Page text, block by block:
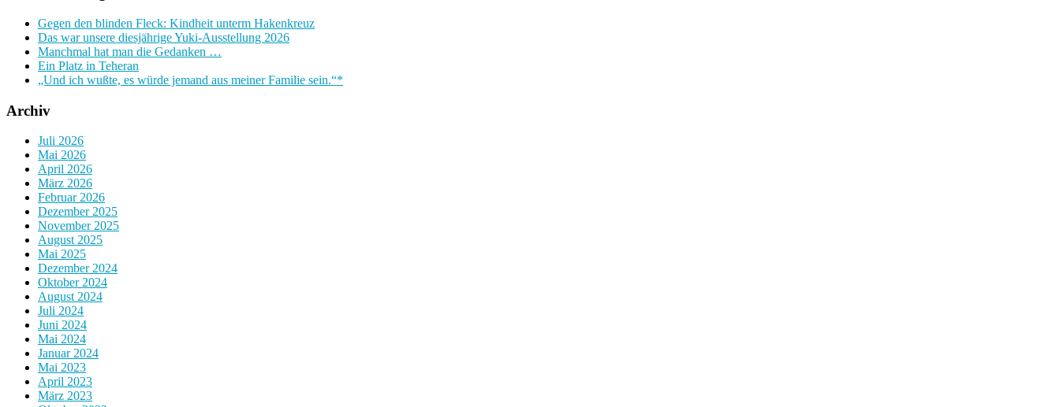
Gegen den blinden Fleck: Kindheit unterm Hakenkreuz
Das war unsere diesjährige Yuki-Ausstellung 2026
Manchmal hat man die Gedanken …
Ein Platz in Teheran
„Und ich wußte, es würde jemand aus meiner Familie sein.“*
Archiv
Juli 2026
Mai 2026
April 2026
März 2026
Februar 2026
Dezember 2025
November 2025
August 2025
Mai 2025
Dezember 2024
Oktober 2024
August 2024
Juli 2024
Juni 2024
Mai 2024
Januar 2024
Mai 2023
April 2023
März 2023